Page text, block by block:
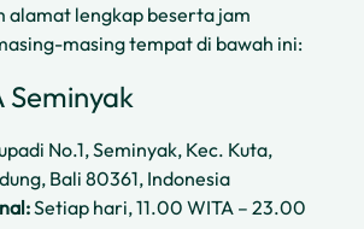
alamat lengkap beserta jam
masing tempat di bawah ini:
Seminyak
No.1, Seminyak, Kec. Kuta,
Bali 80361, Indonesia
Setiap hari, 11.00 WITA – 23.00